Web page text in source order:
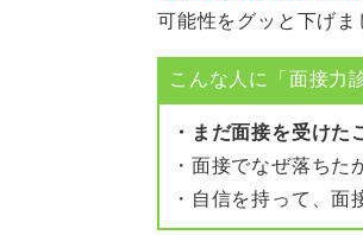
可能性をグッと下げま
こんな人に「面接力
・まだ面接を受けた
・面接でなぜ落ちた
・自信を持って、面